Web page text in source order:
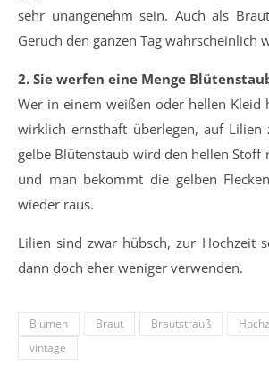
sehr unangenehm sein. Auch als
Geruch den ganzen Tag wahrscheinlich
2. Sie werfen eine Menge
Wer in einem weißen oder hellen Kleid
wirklich ernsthaft überlegen, auf Lilien
gelbe Blütenstaub wird den hellen Stoff
und man bekommt die gelben
wieder raus.
Lilien sind zwar hübsch, zur Hochzeit
dann doch eher weniger verwenden.
Blumen Braut Brautstrauß
vintage